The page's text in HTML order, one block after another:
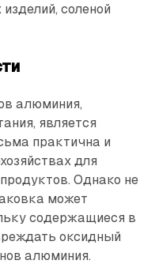
соленой
алюминия,
является
практична и
для
Однако не
может
содержащиеся в
оксидный
алюминия.